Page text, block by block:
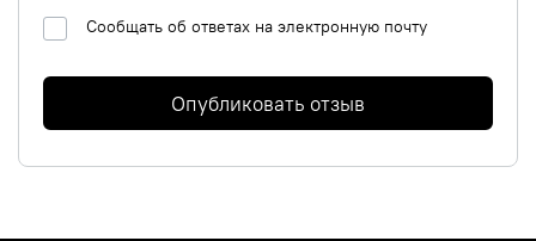
Сообщать об ответах на электронную почту
Опубликовать отзыв